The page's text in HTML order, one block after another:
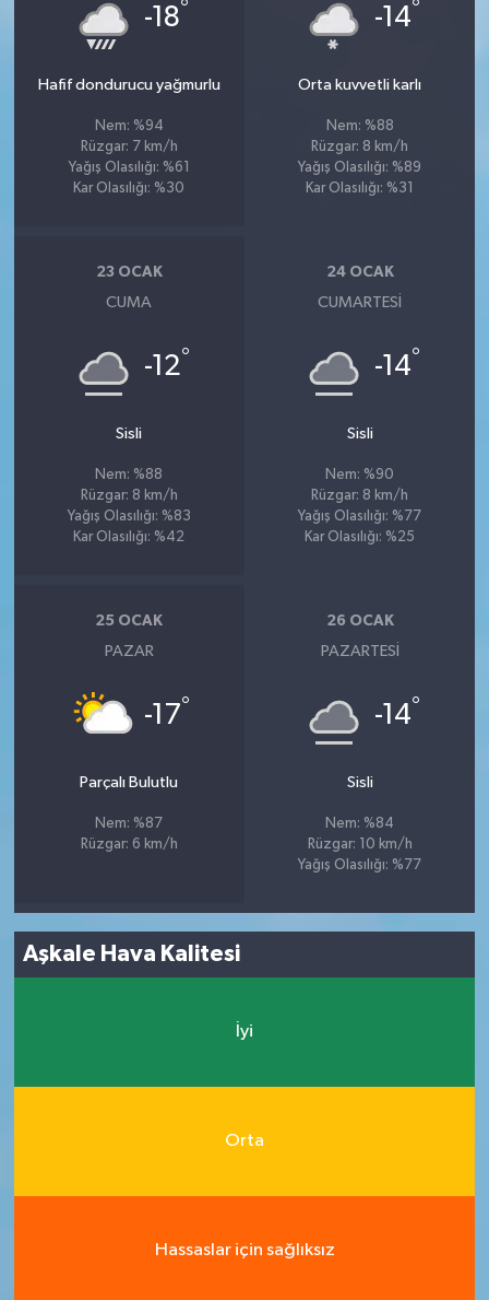
-18°
Hafif dondurucu yağmurlu
Nem: %94
Rüzgar: 7 km/h
Yağış Olasılığı: %61
Kar Olasılığı: %30
-14°
Orta kuvvetli karlı
Nem: %88
Rüzgar: 8 km/h
Yağış Olasılığı: %89
Kar Olasılığı: %31
23 OCAK
CUMA
-12°
Sisli
Nem: %88
Rüzgar: 8 km/h
Yağış Olasılığı: %83
Kar Olasılığı: %42
24 OCAK
CUMARTESI
-14°
Sisli
Nem: %90
Rüzgar: 8 km/h
Yağış Olasılığı: %77
Kar Olasılığı: %25
25 OCAK
PAZAR
-17°
Parçalı Bulutlu
Nem: %87
Rüzgar: 6 km/h
26 OCAK
PAZARTESI
-14°
Sisli
Nem: %84
Rüzgar: 10 km/h
Yağış Olasılığı: %77
Aşkale Hava Kalitesi
İyi
Orta
Hassaslar için sağlıksız